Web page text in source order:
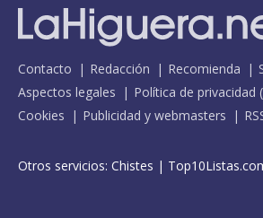
Contacto Redacción Recomienda
Aspectos legales
Política de privacidad (
Cookies
Publicidad y webmasters
Otros servicios: Chistes |